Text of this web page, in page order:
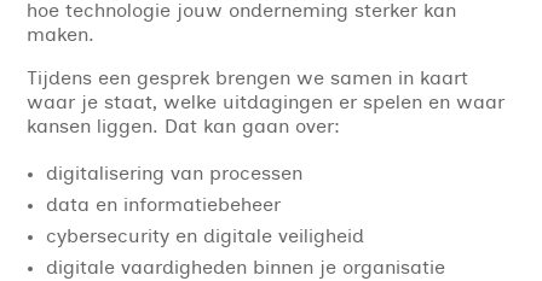
hoe technologie jouw onderneming sterker kan
maken.
Tijdens een gesprek brengen we samen in kaart
waar je staat, welke uitdagingen er spelen en waar
kansen liggen. Dat kan gaan over:
digitalisering van processen
data en informatiebeheer
cybersecurity en digitale veiligheid
digitale vaardigheden binnen je organisatie